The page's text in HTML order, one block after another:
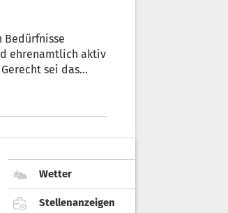
Bedürfnisse
ehrenamtlich aktiv
sei das
Wetter
Stellenanzeigen